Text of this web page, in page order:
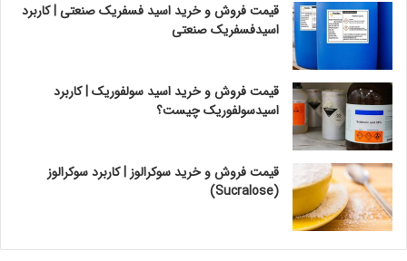
قیمت فروش و خرید اسید فسفریک صنعتی | کاربرد
اسیدفسفریک صنعتی
قیمت فروش و خرید اسید سولفوریک | کاربرد
اسیدسولفوریک چیست؟
قیمت فروش و خرید سوکرالوز | کاربرد سوکرالوز
(Sucralose)